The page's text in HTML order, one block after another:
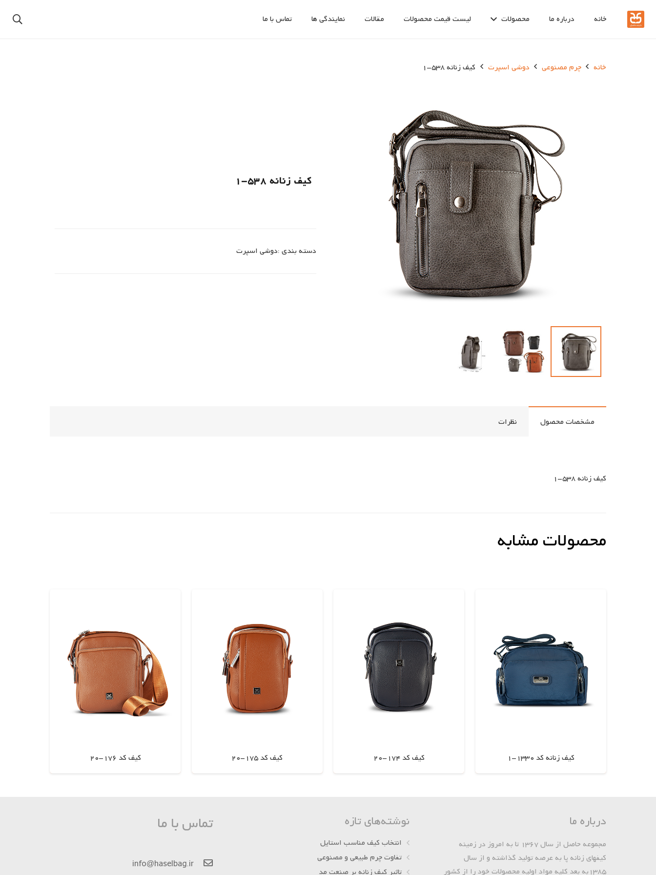
خانه درباره ما محصولات لیست قیمت محصولات مقالات نمایندگی ها تماس با ما
خانه چرم مصنوعی دوشی اسپرت کیف زنانه 538-1
کیف زنانه 538-1
دسته بندی :دوشی اسپرت
مشخصات محصول نظرات
کیف زنانه 538-1
محصولات مشابه
کیف زنانه کد 1330-1 کیف کد 174-20 کیف کد 175-20 کیف کد 176-20
درباره ما
مجموعه حاصل از سال 1367 تا به امروز در زمینه
کیفهای زنانه پا به عرصه تولید گذاشته و از سال
1385به بعد کلیه مواد اولیه محصولات خود را از کشور
نوشته‌های تازه
انتخاب کیف مناسب استایل
تفاوت چرم طبیعی و مصنوعی
تاثیر کیف زنانه بر صنعت مد
تماس با ما
info@haselbag.ir